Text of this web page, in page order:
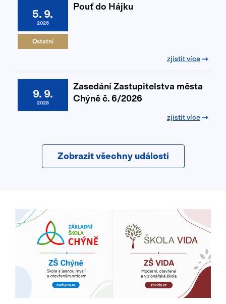
5. 9.
2026
Ostatní
Pouť do Hájku
zjistit více
9. 9.
2026
Zasedání Zastupitelstva města
Chýně č. 6/2026
zjistit více
Zobrazit všechny události